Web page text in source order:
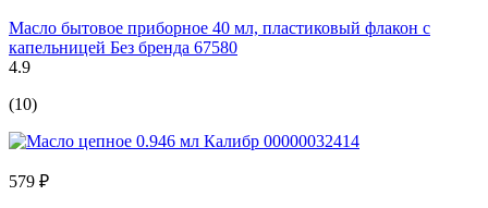
Масло бытовое приборное 40 мл, пластиковый флакон с
капельницей Без бренда 67580
4.9
(10)
579 ₽